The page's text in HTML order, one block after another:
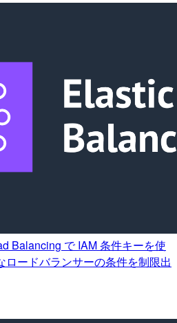
Balancing で IAM 条件キーを使
ロードバランサーの条件を制限出